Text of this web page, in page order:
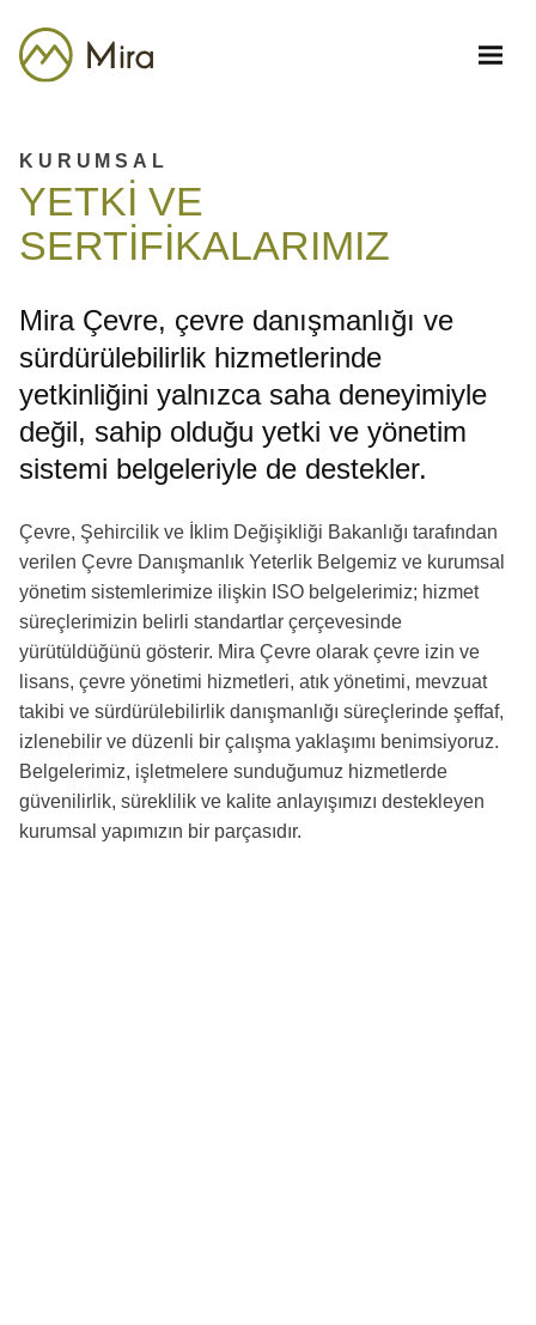
KURUMSAL
YETKİ VE
SERTİFİKALARIMIZ
Mira Çevre, çevre danışmanlığı ve
sürdürülebilirlik hizmetlerinde
yetkinliğini yalnızca saha deneyimiyle
değil, sahip olduğu yetki ve yönetim
sistemi belgeleriyle de destekler.
Çevre, Şehircilik ve İklim Değişikliği Bakanlığı tarafından
verilen Çevre Danışmanlık Yeterlik Belgemiz ve kurumsal
yönetim sistemlerimize ilişkin ISO belgelerimiz; hizmet
süreçlerimizin belirli standartlar çerçevesinde
yürütüldüğünü gösterir. Mira Çevre olarak çevre izin ve
lisans, çevre yönetimi hizmetleri, atık yönetimi, mevzuat
takibi ve sürdürülebilirlik danışmanlığı süreçlerinde şeffaf,
izlenebilir ve düzenli bir çalışma yaklaşımı benimsiyoruz.
Belgelerimiz, işletmelere sunduğumuz hizmetlerde
güvenilirlik, süreklilik ve kalite anlayışımızı destekleyen
kurumsal yapımızın bir parçasıdır.